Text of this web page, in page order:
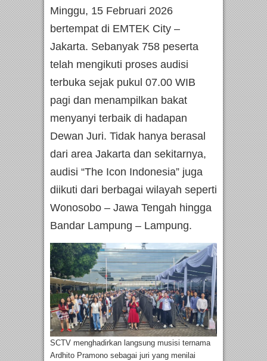
Minggu, 15 Februari 2026
bertempat di EMTEK City –
Jakarta. Sebanyak 758 peserta
telah mengikuti proses audisi
terbuka sejak pukul 07.00 WIB
pagi dan menampilkan bakat
menyanyi terbaik di hadapan
Dewan Juri. Tidak hanya berasal
dari area Jakarta dan sekitarnya,
audisi “The Icon Indonesia” juga
diikuti dari berbagai wilayah seperti
Wonosobo – Jawa Tengah hingga
Bandar Lampung – Lampung.
SCTV menghadirkan langsung musisi ternama
Ardhito Pramono sebagai juri yang menilai